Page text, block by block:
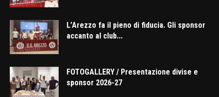
L’Arezzo fa il pieno di fiducia. Gli sponsor
accanto al club...
FOTOGALLERY / Presentazione divise e
sponsor 2026-27